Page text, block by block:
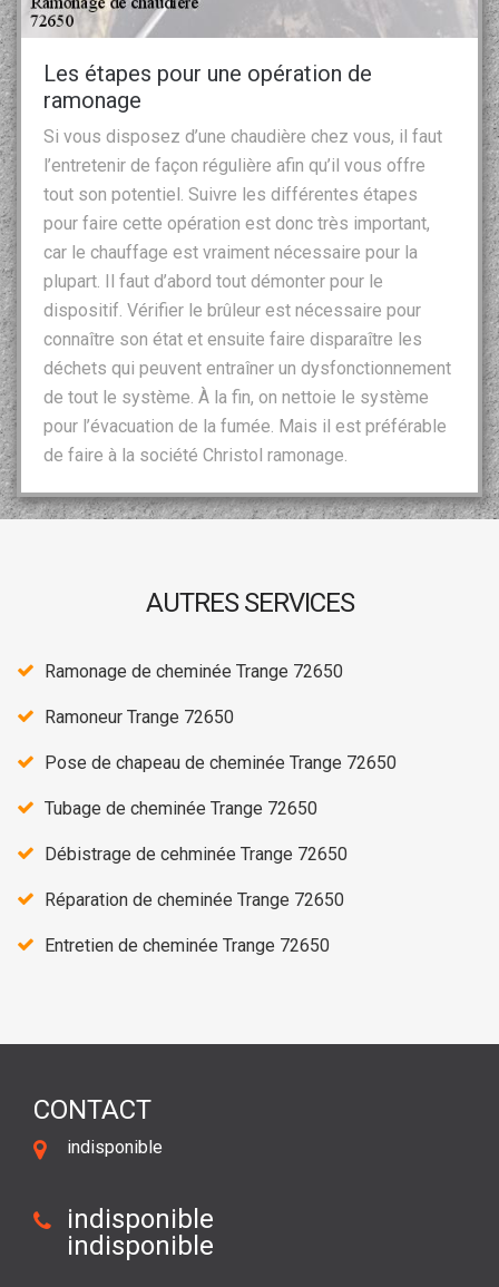
Les étapes pour une opération de
ramonage
Si vous disposez d’une chaudière chez vous, il faut
l’entretenir de façon régulière afin qu’il vous offre
tout son potentiel. Suivre les différentes étapes
pour faire cette opération est donc très important,
car le chauffage est vraiment nécessaire pour la
plupart. Il faut d’abord tout démonter pour le
dispositif. Vérifier le brûleur est nécessaire pour
connaître son état et ensuite faire disparaître les
déchets qui peuvent entraîner un dysfonctionnement
de tout le système. À la fin, on nettoie le système
pour l’évacuation de la fumée. Mais il est préférable
de faire à la société Christol ramonage.
AUTRES SERVICES
Ramonage de cheminée Trange 72650
Ramoneur Trange 72650
Pose de chapeau de cheminée Trange 72650
Tubage de cheminée Trange 72650
Débistrage de cehminée Trange 72650
Réparation de cheminée Trange 72650
Entretien de cheminée Trange 72650
CONTACT
indisponible
indisponible
indisponible